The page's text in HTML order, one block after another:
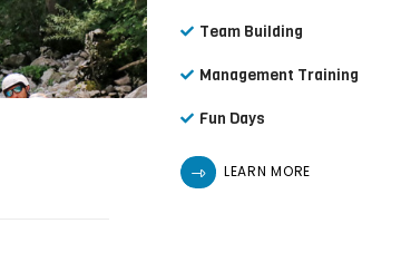
Team Building
Management Training
Fun Days
LEARN MORE